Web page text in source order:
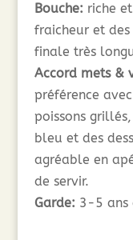
Bouche: riche
fraicheur et
finale très
Accord mets &
préférence
poissons
bleu et des
agréable en
de servir.
Garde: 3-5 ans